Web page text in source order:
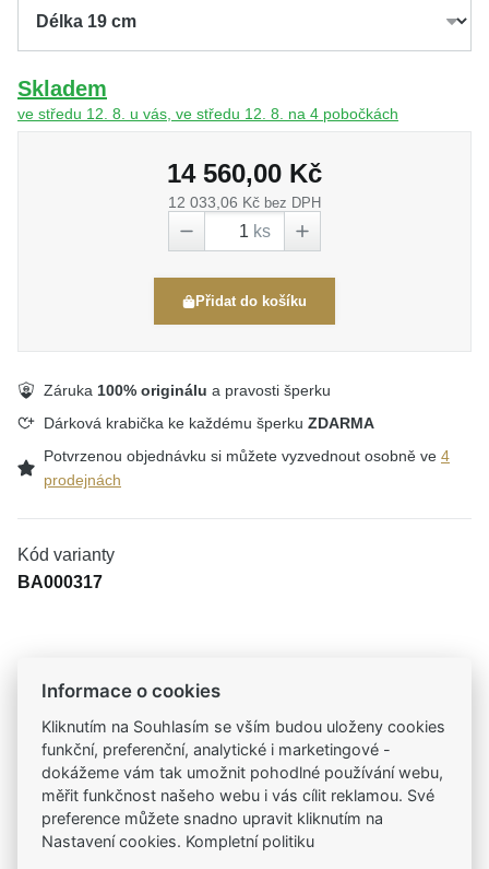
Skladem
ve středu 12. 8. u vás, ve středu 12. 8. na 4 pobočkách
14 560,00 Kč
12 033,06 Kč bez DPH
ks
Přidat do košíku
Záruka 100% originálu a pravosti šperku
Dárková krabička ke každému šperku ZDARMA
Potvrzenou objednávku si můžete vyzvednout osobně ve 4
prodejnách
Kód varianty
BA000317
Už od roku 2001 jsme součástí vašich příběhů
Široký výběr produktů
Na našem e-shopu máte výběr z tisíců šperků
Garance vysoké kvality
Informace o cookies
Kliknutím na Souhlasím se vším budou uloženy cookies
funkční, preferenční, analytické i marketingové -
dokážeme vám tak umožnit pohodlné používání webu,
měřit funkčnost našeho webu i vás cílit reklamou. Své
preference můžete snadno upravit kliknutím na
Nastavení cookies. Kompletní politiku